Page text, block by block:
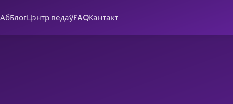
АбБлогЦэнтр ведаўFAQКантакт